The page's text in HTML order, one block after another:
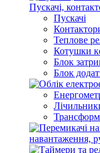
Пускачі,
Пускачі
Теплове
Котушки
Блок
Блок
навантаження,